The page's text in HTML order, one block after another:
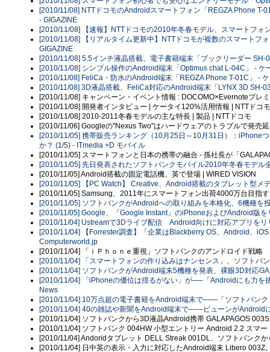
[2010/11/08] NTTドコモのAndroidスマートフォン「REGZA Phone
- GIGAZINE
[2010/11/08] 【速報】NTTドコモの2010年冬春モデル、スマートフォ
[2010/11/08] 【リアルタイム更新中】NTTドコモが複数のスマートフ
GIGAZINE
[2010/11/08] 5.5インチ液晶搭載、電子書籍端末「ブックリーダー SH-
[2010/11/08] シンプル操作のAndroid端末「Optimus chat L-04C」 - ケ
[2010/11/08] FeliCa・防水のAndroid端末「REGZA Phone T-01C」 -
[2010/11/08] 3D液晶搭載、FeliCa対応のAndroid端末「LYNX 3D SH-
[2010/11/08] キャンペーン・イベント情報 : DOCOMO×Evernoteプレ
[2010/11/08] 開発者インタビュー | ケータイ120%活用情報 | NTTドコモ
[2010/11/08] 2010-2011冬春モデルの主な特長 | 製品 | NTTドコモ
[2010/11/06] Googleの"Nexus Two"はハードウェアのトラブルで発売
[2010/11/05] 携帯販売ランキング（10月25日～10月31日）：
か？ (1/5) - ITmedia +D モバイル
[2010/11/05] スマートフォンと日本の携帯の融合 - 孫社長が「
[2010/11/05] 先日発表されたソフトバンクモバイル2010年冬春モデル
[2010/11/05] Android搭載の固定電話機、英で登場 | WIRED VISION
[2010/11/05] 【PC Watch】 Creative、Android搭載のタブレット型メ
[2010/11/05] Samsung、2011年にスマートフォン出荷4000万台目指
[2010/11/05] ソフトバンクがAndroidへの取り組みを本格化、6機種を
[2010/11/05] Google、「Google Instant」のiPhoneおよびAndroid版
[2010/11/04] Ustreamで3Dライブ配信 Android向けに対応アプリをリ
[2010/11/04] 【Forrester調査】「企業はBlackberry OS、Android、
Computerworld.jp
[2010/11/04] 「ｉＰｈｏｎｅ重視」ソフトバンクのアンドロイド戦
[2010/11/04] 「スマートフォンの作り込みはナンセンス」、ソフトバ
[2010/11/04] ソフトバンクがAndroid端末5機種を発表、裸眼3D対応
[2010/11/04] 「iPhoneの優位は揺るがない」が──「Androidにも力を
News
[2010/11/04] 10万点超の電子書籍をAndroid端末で――「ソフトバンク
[2010/11/04] 40の雑誌や新聞をAndroid端末で――ビューンがAndroid
[2010/11/04] ソフトバンクから3D液晶Android携帯 GALAPAGOS
[2010/11/04] ソフトバンク 004HW 小型エントリー Android 2.2 スマー
[2010/11/04] Andoridタブレット DELL Streak 001DL、ソフトバンクか
[2010/11/04] 日中英の表示・入力に対応したAndroid端末 Libero 003Z